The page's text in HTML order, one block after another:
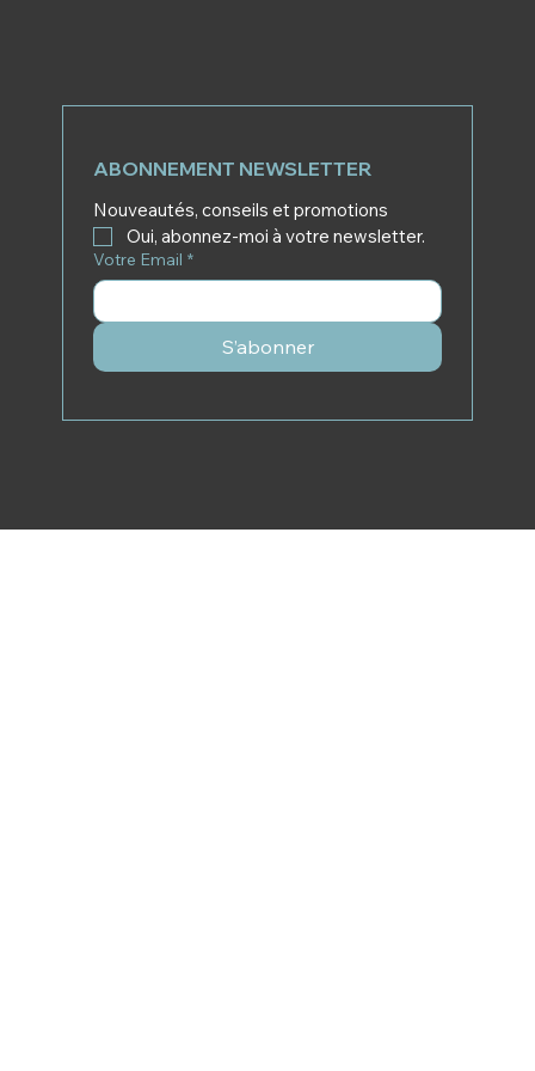
ABONNEMENT NEWSLETTER
Nouveautés, conseils et promotions
Oui, abonnez-moi à votre newsletter.
Votre Email *
S’abonner